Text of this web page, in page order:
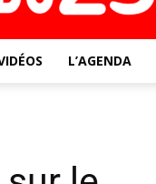
L’AGENDA